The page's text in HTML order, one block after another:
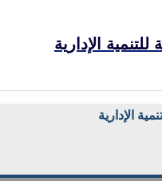
للتنمية الإدارية
الإدارية